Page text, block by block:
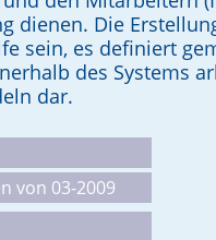
dienen. Die
sein, es definiert
des Systems
dar.
von 03-2009